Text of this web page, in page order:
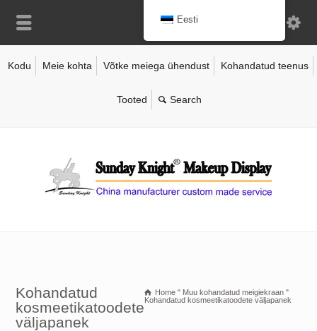
Kodu Meie kohta Võtke meiega ühendust Kohandatud teenus
Tooted
Kohandatud
kosmeetikatoodete
väljapanek
Home " Muu kohandatud meigiekraan "
Kohandatud kosmeetikatoodete väljapanek
Eesti